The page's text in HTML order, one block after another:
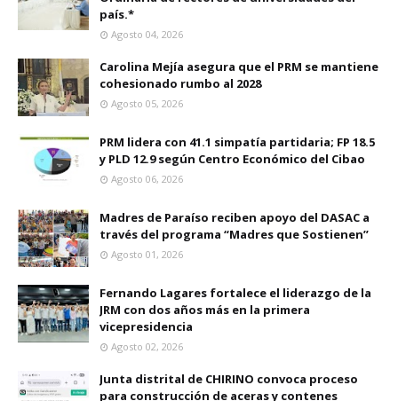
país.*
Agosto 04, 2026
Carolina Mejía asegura que el PRM se mantiene
cohesionado rumbo al 2028
Agosto 05, 2026
PRM lidera con 41.1 simpatía partidaria; FP 18.5
y PLD 12.9 según Centro Económico del Cibao
Agosto 06, 2026
Madres de Paraíso reciben apoyo del DASAC a
través del programa “Madres que Sostienen”
Agosto 01, 2026
Fernando Lagares fortalece el liderazgo de la
JRM con dos años más en la primera
vicepresidencia
Agosto 02, 2026
Junta distrital de CHIRINO convoca proceso
para construcción de aceras y contenes